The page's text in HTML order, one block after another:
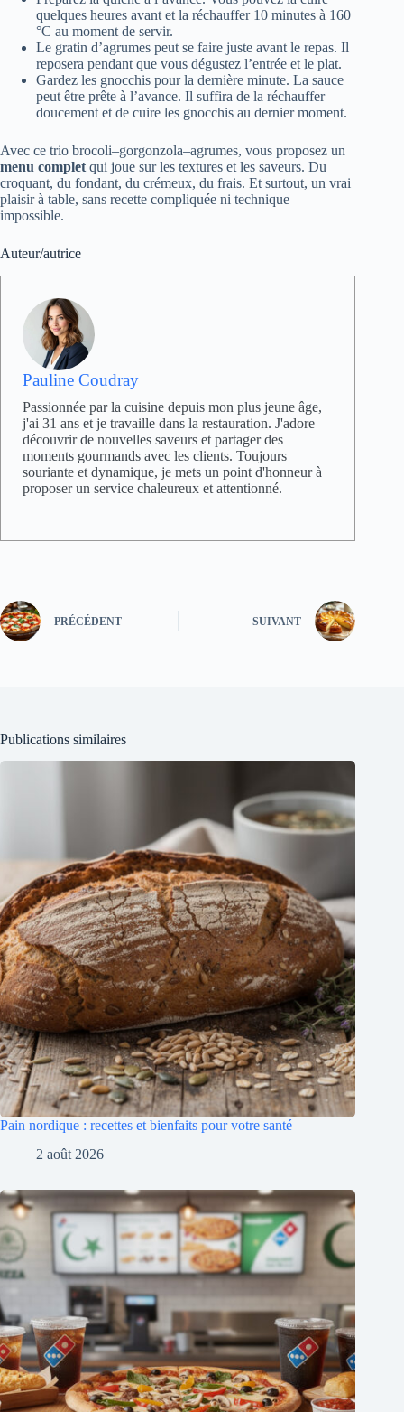
quelques heures avant et la réchauffer 10 minutes à 160
°C au moment de servir.
Le gratin d’agrumes peut se faire juste avant le repas. Il
reposera pendant que vous dégustez l’entrée et le plat.
Gardez les gnocchis pour la dernière minute. La sauce
peut être prête à l’avance. Il suffira de la réchauffer
doucement et de cuire les gnocchis au dernier moment.
Avec ce trio brocoli–gorgonzola–agrumes, vous proposez un
menu complet qui joue sur les textures et les saveurs. Du
croquant, du fondant, du crémeux, du frais. Et surtout, un vrai
plaisir à table, sans recette compliquée ni technique
impossible.
Auteur/autrice
Pauline Coudray
Passionnée par la cuisine depuis mon plus jeune âge,
j'ai 31 ans et je travaille dans la restauration. J'adore
découvrir de nouvelles saveurs et partager des
moments gourmands avec les clients. Toujours
souriante et dynamique, je mets un point d'honneur à
proposer un service chaleureux et attentionné.
PRÉCÉDENT SUIVANT
Publications similaires
Pain nordique : recettes et bienfaits pour votre santé
2 août 2026